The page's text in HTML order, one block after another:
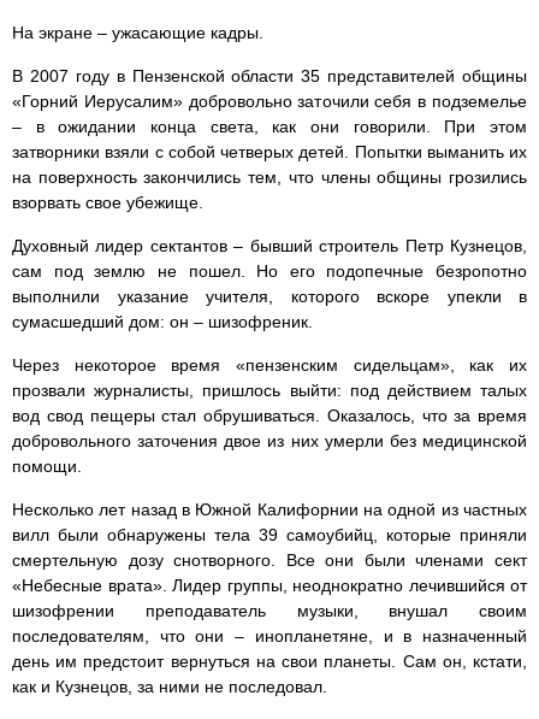
На экране – ужасающие кадры.
В 2007 году в Пензенской области 35 представителей общины
«Горний Иерусалим» добровольно заточили себя в подземелье
– в ожидании конца света, как они говорили. При этом
затворники взяли с собой четверых детей. Попытки выманить их
на поверхность закончились тем, что члены общины грозились
взорвать свое убежище.
Духовный лидер сектантов – бывший строитель Петр Кузнецов,
сам под землю не пошел. Но его подопечные безропотно
выполнили указание учителя, которого вскоре упекли в
сумасшедший дом: он – шизофреник.
Через некоторое время «пензенским сидельцам», как их
прозвали журналисты, пришлось выйти: под действием талых
вод свод пещеры стал обрушиваться. Оказалось, что за время
добровольного заточения двое из них умерли без медицинской
помощи.
Несколько лет назад в Южной Калифорнии на одной из частных
вилл были обнаружены тела 39 самоубийц, которые приняли
смертельную дозу снотворного. Все они были членами сект
«Небесные врата». Лидер группы, неоднократно лечившийся от
шизофрении преподаватель музыки, внушал своим
последователям, что они – инопланетяне, и в назначенный
день им предстоит вернуться на свои планеты. Сам он, кстати,
как и Кузнецов, за ними не последовал.